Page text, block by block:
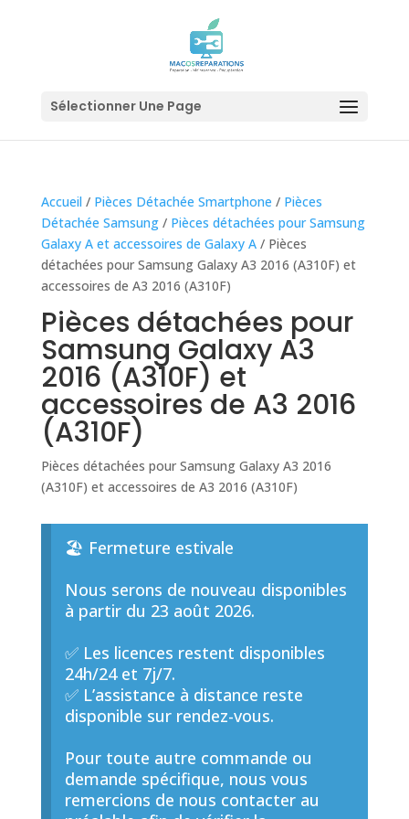
Sélectionner Une Page
Accueil / Pièces Détachée Smartphone / Pièces
Détachée Samsung/ Pièces détachées pour Samsung
Galaxy A et accessoires de Galaxy A/ Pièces
détachées pour Samsung Galaxy A3 2016 (A310F) et
accessoires de A3 2016 (A310F)
Pièces détachées pour
Samsung Galaxy A3
2016 (A310F) et
accessoires de A3 2016
(A310F)
Pièces détachées pour Samsung Galaxy A3 2016
(A310F) et accessoires de A3 2016 (A310F)
🏖️ Fermeture estivale
Nous serons de nouveau disponibles
à partir du 23 août 2026.
✅ Les licences restent disponibles
24h/24 et 7j/7.
✅ L’assistance à distance reste
disponible sur rendez-vous.
Pour toute autre commande ou
demande spécifique, nous vous
remercions de nous contacter au